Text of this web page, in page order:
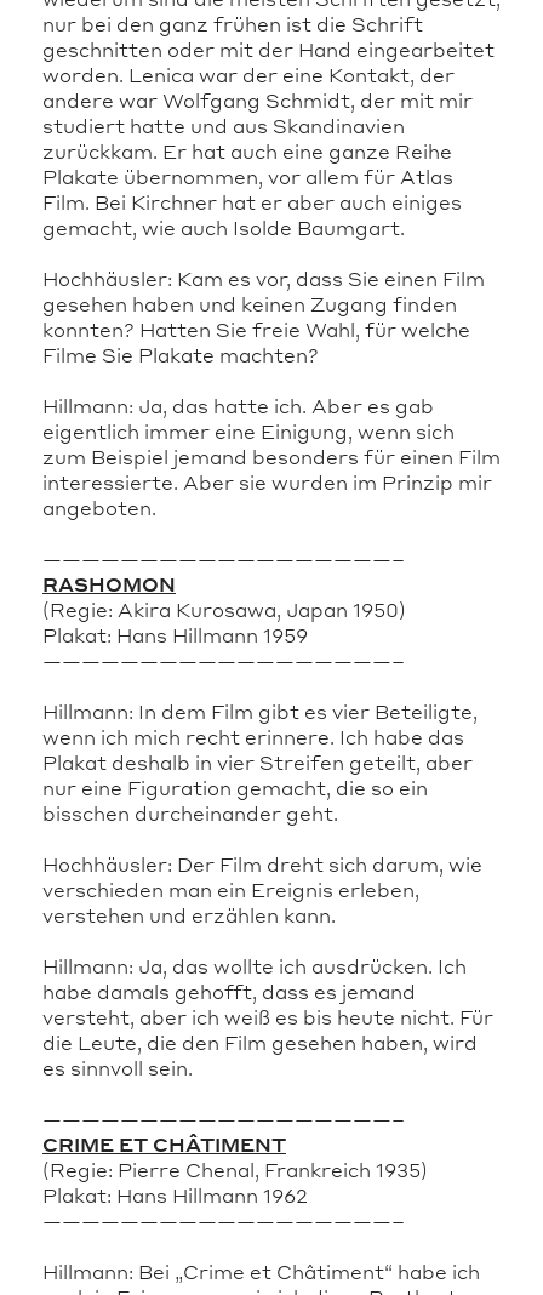
nur bei den ganz frühen ist die Schrift
geschnitten oder mit der Hand eingearbeitet
worden. Lenica war der eine Kontakt, der
andere war Wolfgang Schmidt, der mit mir
studiert hatte und aus Skandinavien
zurückkam. Er hat auch eine ganze Reihe
Plakate übernommen, vor allem für Atlas
Film. Bei Kirchner hat er aber auch einiges
gemacht, wie auch Isolde Baumgart.
Hochhäusler: Kam es vor, dass Sie einen Film
gesehen haben und keinen Zugang finden
konnten? Hatten Sie freie Wahl, für welche
Filme Sie Plakate machten?
Hillmann: Ja, das hatte ich. Aber es gab
eigentlich immer eine Einigung, wenn sich
zum Beispiel jemand besonders für einen Film
interessierte. Aber sie wurden im Prinzip mir
angeboten.
——————————————————–
RASHOMON
(Regie: Akira Kurosawa, Japan 1950)
Plakat: Hans Hillmann 1959
——————————————————–
Hillmann: In dem Film gibt es vier Beteiligte,
wenn ich mich recht erinnere. Ich habe das
Plakat deshalb in vier Streifen geteilt, aber
nur eine Figuration gemacht, die so ein
bisschen durcheinander geht.
Hochhäusler: Der Film dreht sich darum, wie
verschieden man ein Ereignis erleben,
verstehen und erzählen kann.
Hillmann: Ja, das wollte ich ausdrücken. Ich
habe damals gehofft, dass es jemand
versteht, aber ich weiß es bis heute nicht. Für
die Leute, die den Film gesehen haben, wird
es sinnvoll sein.
——————————————————–
CRIME ET CHÂTIMENT
(Regie: Pierre Chenal, Frankreich 1935)
Plakat: Hans Hillmann 1962
——————————————————–
Hillmann: Bei „Crime et Châtiment“ habe ich